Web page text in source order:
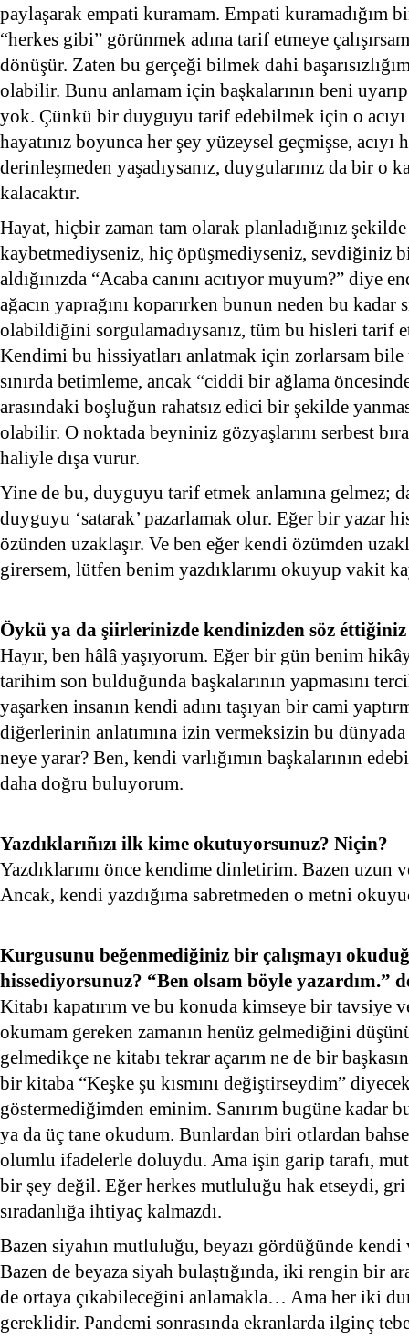
paylaşarak empati kuramam. Empati kuramadığım
“herkes gibi” görünmek adına tarif etmeye
dönüşür. Zaten bu gerçeği bilmek dahi
olabilir. Bunu anlamam için başkalarının beni uyarıp
yok. Çünkü bir duyguyu tarif edebilmek için o acıyı
hayatınız boyunca her şey yüzeysel geçmişse, acıyı
derinleşmeden yaşadıysanız, duygularınız da bir o
kalacaktır.
Hayat, hiçbir zaman tam olarak planladığınız
kaybetmediyseniz, hiç öpüşmediyseniz, sevdiğiniz
aldığınızda “Acaba canını acıtıyor muyum?” diye
ağacın yaprağını koparırken bunun neden bu kadar
olabildiğini sorgulamadıysanız, tüm bu hisleri tarif
Kendimi bu hissiyatları anlatmak için zorlarsam
sınırda betimleme, ancak “ciddi bir ağlama
arasındaki boşluğun rahatsız edici bir şekilde
olabilir. O noktada beyniniz gözyaşlarını serbest
haliyle dışa vurur.
Yine de bu, duyguyu tarif etmek anlamına gelmez;
duyguyu ‘satarak’ pazarlamak olur. Eğer bir yazar
özünden uzaklaşır. Ve ben eğer kendi özümden
girersem, lütfen benim yazdıklarımı okuyup vakit
Öykü ya da şiirlerinizde kendinizden söz
Hayır, ben hâlâ yaşıyorum. Eğer bir gün benim
tarihim son bulduğunda başkalarının yapmasını
yaşarken insanın kendi adını taşıyan bir cami
diğerlerinin anlatımına izin vermeksizin bu
neye yarar? Ben, kendi varlığımın başkalarının
daha doğru buluyorum.
Yazdıklarıñızı ilk kime okutuyorsunuz? Niçin?
Yazdıklarımı önce kendime dinletirim. Bazen uzun
Ancak, kendi yazdığıma sabretmeden o metni
Kurgusunu beğenmediğiniz bir çalışmayı
hissediyorsunuz? “Ben olsam böyle yazardım.”
Kitabı kapatırım ve bu konuda kimseye bir tavsiye
okumam gereken zamanın henüz gelmediğini
gelmedikçe ne kitabı tekrar açarım ne de bir
bir kitaba “Keşke şu kısmını değiştirseydim”
göstermediğimden eminim. Sanırım bugüne kadar
ya da üç tane okudum. Bunlardan biri otlardan
olumlu ifadelerle doluydu. Ama işin garip tarafı,
bir şey değil. Eğer herkes mutluluğu hak etseydi,
sıradanlığa ihtiyaç kalmazdı.
Bazen siyahın mutluluğu, beyazı gördüğünde kendi
Bazen de beyaza siyah bulaştığında, iki rengin bir
de ortaya çıkabileceğini anlamakla… Ama her iki
gereklidir. Pandemi sonrasında ekranlarda ilginç